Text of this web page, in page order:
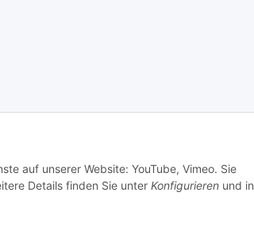
auf unserer Website: YouTube, Vimeo. Sie
Details finden Sie unter Konfigurieren und in